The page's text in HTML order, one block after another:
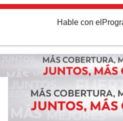
Hable con el